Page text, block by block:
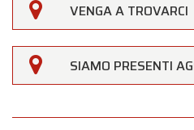
VENGA A TROVARCI
SIAMO PRESENTI